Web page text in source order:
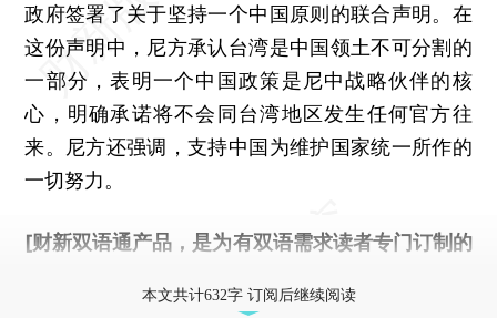
政府签署了关于坚持一个中国原则的联合声明。在
这份声明中，尼方承认台湾是中国领土不可分割的
一部分，表明一个中国政策是尼中战略伙伴的核
心，明确承诺将不会同台湾地区发生任何官方往
来。尼方还强调，支持中国为维护国家统一所作的
一切努力。
[财新双语通产品，是为有双语需求读者专门订制的
本文共计632字 订阅后继续阅读